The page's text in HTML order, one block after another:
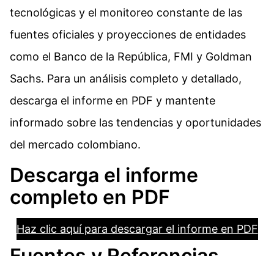
tecnológicas y el monitoreo constante de las
fuentes oficiales y proyecciones de entidades
como el Banco de la República, FMI y Goldman
Sachs. Para un análisis completo y detallado,
descarga el informe en PDF y mantente
informado sobre las tendencias y oportunidades
del mercado colombiano.
Descarga el informe
completo en PDF
Haz clic aquí para descargar el informe en PDF